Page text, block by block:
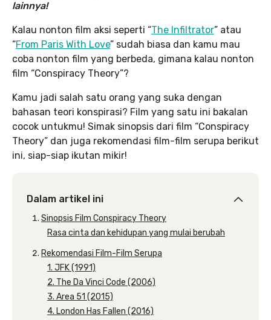
lainnya!
Kalau nonton film aksi seperti “The Infiltrator” atau
“From Paris With Love” sudah biasa dan kamu mau
coba nonton film yang berbeda, gimana kalau nonton
film “Conspiracy Theory”?
Kamu jadi salah satu orang yang suka dengan
bahasan teori konspirasi? Film yang satu ini bakalan
cocok untukmu! Simak sinopsis dari film “Conspiracy
Theory” dan juga rekomendasi film-film serupa berikut
ini, siap-siap ikutan mikir!
Dalam artikel ini
Sinopsis Film Conspiracy Theory
Rasa cinta dan kehidupan yang mulai berubah
Rekomendasi Film-Film Serupa
1. JFK (1991)
2. The Da Vinci Code (2006)
3. Area 51 (2015)
4. London Has Fallen (2016)